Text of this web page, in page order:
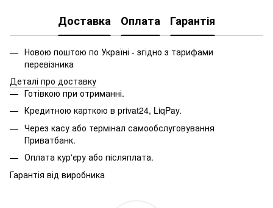
Доставка Оплата Гарантія
Новою поштою по Україні - згідно з тарифами
перевізника
Деталі про доставку
Готівкою при отриманні.
Кредитною карткою в privat24, LiqPay.
Через касу або термінал самообслуговування
Приватбанк.
Оплата кур'єру або післяплата.
Гарантія від виробника